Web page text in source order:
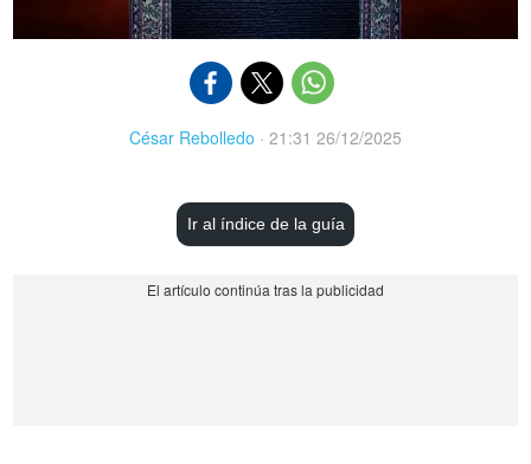
César Rebolledo · 21:31 26/12/2025
Ir al índice de la guía